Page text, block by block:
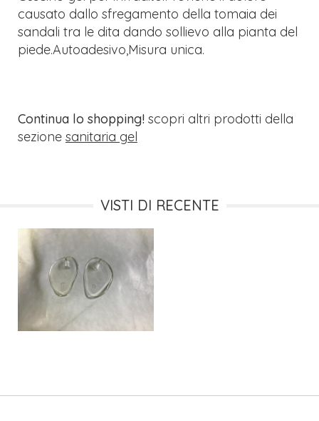
causato dallo sfregamento della tomaia dei
sandali tra le dita dando sollievo alla pianta del
piede.Autoadesivo,Misura unica.
Continua lo shopping! scopri altri prodotti della
sezione sanitaria gel
VISTI DI RECENTE